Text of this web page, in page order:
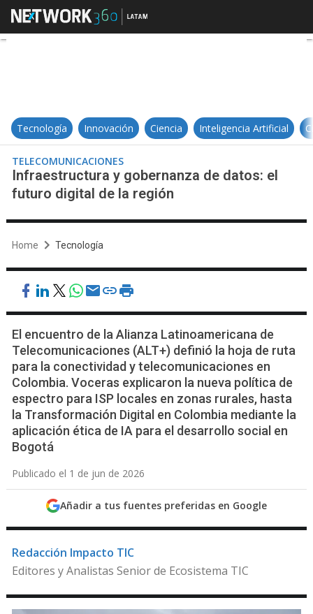
Infraestructura y gobernanza de
Tecnología Innovación Ciencia Inteligencia Artificial
TELECOMUNICACIONES
Infraestructura y gobernanza de datos: el
futuro digital de la región
Home Tecnología
El encuentro de la Alianza Latinoamericana de
Telecomunicaciones (ALT+) definió la hoja de ruta
para la conectividad y telecomunicaciones en
Colombia. Voceras explicaron la nueva política de
espectro para ISP locales en zonas rurales, hasta
la Transformación Digital en Colombia mediante la
aplicación ética de IA para el desarrollo social en
Bogotá
Publicado el 1 de jun de 2026
Añadir a tus fuentes preferidas en Google
Redacción Impacto TIC
Editores y Analistas Senior de Ecosistema TIC